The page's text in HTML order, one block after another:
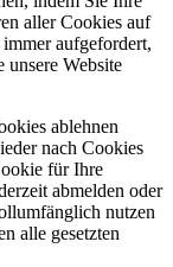
aller Cookies auf
aufgefordert,
unsere Website
ablehnen
nach Cookies
für Ihre
abmelden oder
nutzen
alle gesetzten